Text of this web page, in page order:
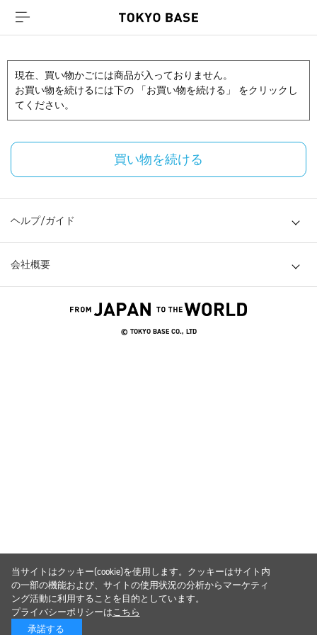
現在、買い物かごには商品が入っておりません。
お買い物を続けるには下の 「お買い物を続ける」 をクリックし
てください。
買い物を続ける
ヘルプ/ガイド
会社概要
© TOKYO BASE CO., LTD
当サイトはクッキー(cookie)を使用します。クッキーはサイト内
の一部の機能および、サイトの使用状況の分析からマーケティ
ング活動に利用することを目的としています。
プライバシーポリシーはこちら
承諾する